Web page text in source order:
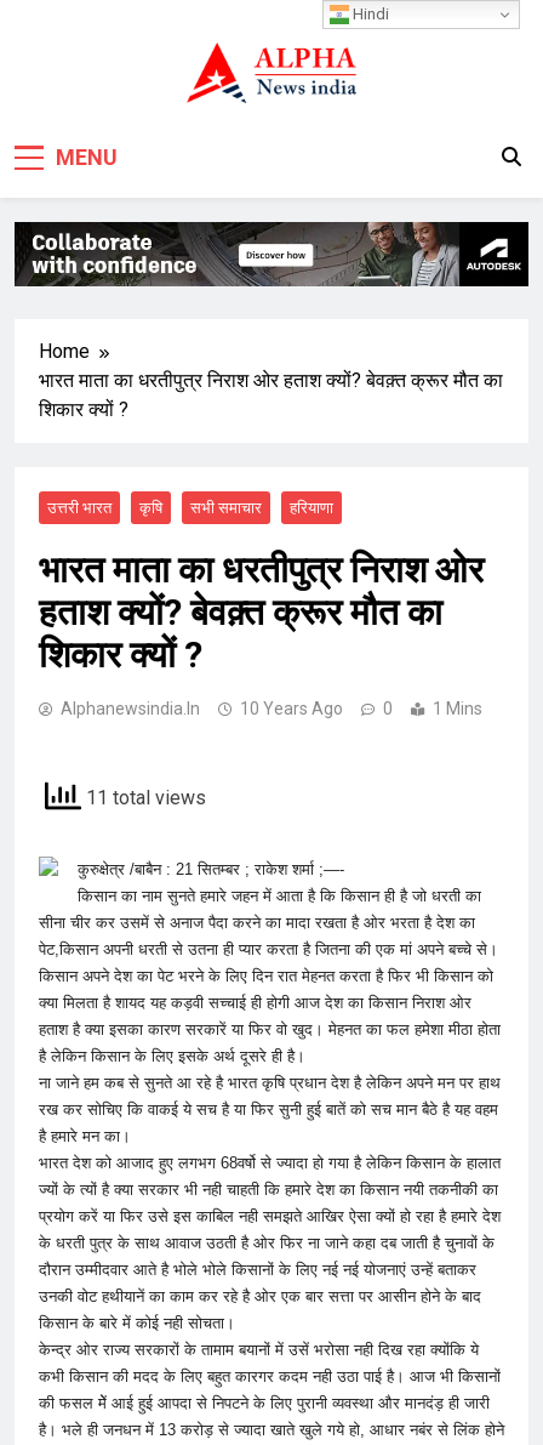
MENU
Home
भारत माता का धरतीपुत्र निराश ओर हताश क्यों? बेवक़्त क्रूर मौत का
शिकार क्यों ?
उत्तरी भारत कृषि सभी समाचार हरियाणा
भारत माता का धरतीपुत्र निराश ओर
हताश क्यों? बेवक़्त क्रूर मौत का
शिकार क्यों ?
Alphanewsindia.in 10 Years Ago 0 1 Mins
11 total views
कुरुक्षेत्र /बाबैन : 21 सितम्बर ; राकेश शर्मा ;—-
किसान का नाम सुनते हमारे जहन में आता है कि किसान ही है जो धरती का
सीना चीर कर उसमें से अनाज पैदा करने का मादा रखता है ओर भरता है देश का
पेट,किसान अपनी धरती से उतना ही प्यार करता है जितना की एक मां अपने बच्चे से।
किसान अपने देश का पेट भरने के लिए दिन रात मेहनत करता है फिर भी किसान को
क्या मिलता है शायद यह कड़वी सच्चाई ही होगी आज देश का किसान निराश ओर
हताश है क्या इसका कारण सरकारें या फिर वो खुद। मेहनत का फल हमेशा मीठा होता
है लेकिन किसान के लिए इसके अर्थ दूसरे ही है।
ना जाने हम कब से सुनते आ रहे है भारत कृषि प्रधान देश है लेकिन अपने मन पर हाथ
रख कर सोचिए कि वाकई ये सच है या फिर सुनी हुई बातें को सच मान बैठे है यह वहम
है हमारे मन का।
भारत देश को आजाद हुए लगभग 68वर्षो से ज्यादा हो गया है लेकिन किसान के हालात
ज्यों के त्यों है क्या सरकार भी नही चाहती कि हमारे देश का किसान नयी तकनीकी का
प्रयोग करें या फिर उसे इस काबिल नही समझते आखिर ऐसा क्यों हो रहा है हमारे देश
के धरती पुत्र के साथ आवाज उठती है ओर फिर ना जाने कहा दब जाती है चुनावों के
दौरान उम्मीदवार आते है भोले भोले किसानों के लिए नई नई योजनाएं उन्हें बताकर
उनकी वोट हथीयानें का काम कर रहे है ओर एक बार सत्ता पर आसीन होने के बाद
किसान के बारे में कोई नही सोचता।
केन्द्र ओर राज्य सरकारों के तामाम बयानों में उसें भरोसा नही दिख रहा क्योंकि ये
कभी किसान की मदद के लिए बहुत कारगर कदम नही उठा पाई है। आज भी किसानों
की फसल मेें आई हुई आपदा से निपटने के लिए पुरानी व्यवस्था और मानदंड़ ही जारी
है। भले ही जनधन में 13 करोड़ से ज्यादा खाते खुले गये हो, आधार नबंर से लिंक होने
Hindi